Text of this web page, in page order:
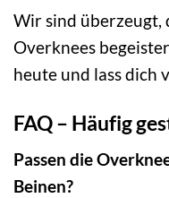
Wir sind überzeugt,
Overknees
heute und lass dich
FAQ – Häufig
Passen die
Beinen?